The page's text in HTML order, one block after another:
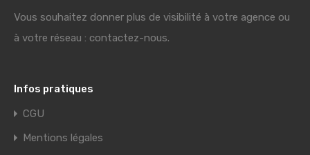
Vous souhaitez donner plus de visibilité à votre agence ou
à votre réseau : contactez-nous.
Infos pratiques
CGU
Mentions légales